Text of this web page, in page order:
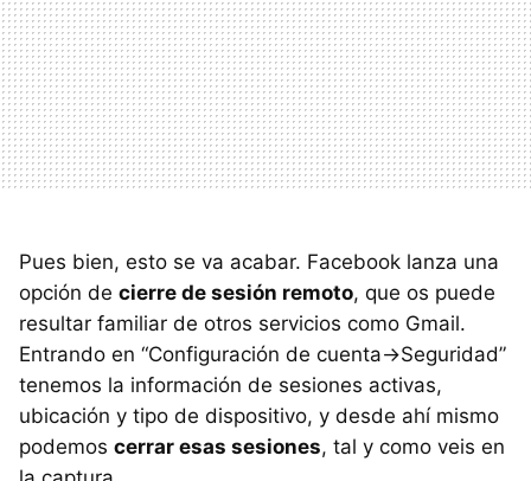
Pues bien, esto se va acabar. Facebook lanza una
opción de cierre de sesión remoto, que os puede
resultar familiar de otros servicios como Gmail.
Entrando en “Configuración de cuenta->Seguridad”
tenemos la información de sesiones activas,
ubicación y tipo de dispositivo, y desde ahí mismo
podemos cerrar esas sesiones, tal y como veis en